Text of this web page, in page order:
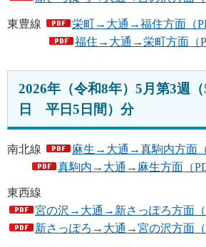
東豊線
栄町→大通→福住方面（
福住→大通→栄町方面（
2026年（令和8年）5月第3週
日 平日5日間）分
南北線
麻生→大通→真駒内方面（
真駒内→大通→麻生方面（
東西線
宮の沢→大通→新さっぽろ方面（
新さっぽろ→大通→宮の沢方面（